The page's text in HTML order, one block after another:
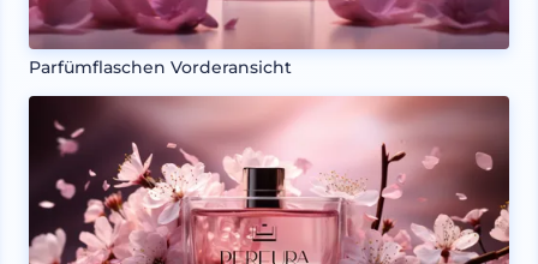
Parfümflaschen Vorderansicht